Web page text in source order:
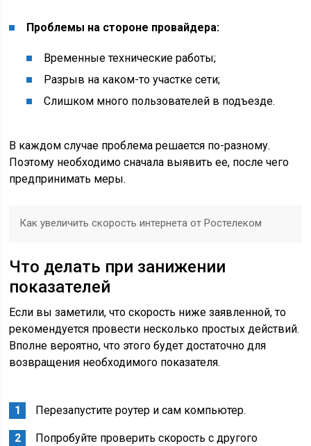
Проблемы на стороне провайдера:
Временные технические работы;
Разрыв на каком-то участке сети;
Слишком много пользователей в подъезде.
В каждом случае проблема решается по-разному.
Поэтому необходимо сначала выявить ее, после чего
предпринимать меры.
Как увеличить скорость интернета от Ростелеком
Что делать при занижении
показателей
Если вы заметили, что скорость ниже заявленной, то
рекомендуется провести несколько простых действий.
Вполне вероятно, что этого будет достаточно для
возвращения необходимого показателя.
Перезапустите роутер и сам компьютер.
Попробуйте проверить скорость с другого